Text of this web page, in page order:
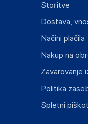
v EU, ki zagotavlja
opozorila na
Storitve
Dostava,
Načini plačila
Nakup na
Zavarovanje
Politika
Spletni